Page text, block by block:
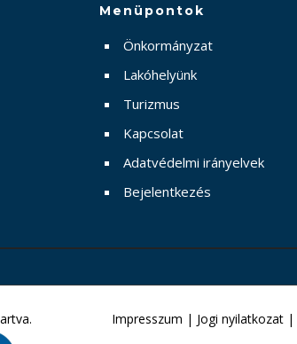
Menüpontok
Önkormányzat
Lakóhelyünk
Turizmus
Kapcsolat
Adatvédelmi irányelvek
Bejelentkezés
Impresszum | Jogi nyilatkozat |